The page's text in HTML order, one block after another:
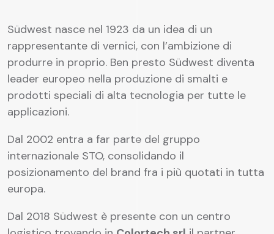
Südwest nasce nel 1923 da un idea di un
rappresentante di vernici, con l’ambizione di
produrre in proprio. Ben presto Südwest diventa
leader europeo nella produzione di smalti e
prodotti speciali di alta tecnologia per tutte le
applicazioni.
Dal 2002 entra a far parte del gruppo
internazionale STO, consolidando il
posizionamento del brand fra i più quotati in tutta
europa.
Dal 2018 Südwest è presente con un centro